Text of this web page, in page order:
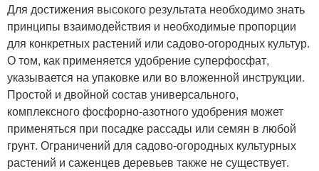
Для достижения высокого результата необходимо знать
принципы взаимодействия и необходимые пропорции
для конкретных растений или садово-огородных культур.
О том, как применяется удобрение суперфосфат,
указывается на упаковке или во вложенной инструкции.
Простой и двойной состав универсального,
комплексного фосфорно-азотного удобрения может
применяться при посадке рассады или семян в любой
грунт. Ограничений для садово-огородных культурных
растений и саженцев деревьев также не существует.